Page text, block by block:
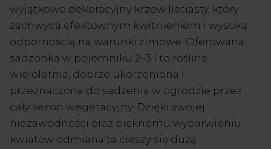
wyjątkowo dekoracyjny krzew liściasty, który
zachwyca efektownym kwitnieniem i wysoką
odpornością na warunki zimowe. Oferowana
sadzonka w pojemniku 2–3 l to roślina
wieloletnia, dobrze ukorzeniona i
przeznaczona do sadzenia w ogrodzie przez
cały sezon wegetacyjny. Dzięki swojej
niezawodności oraz pięknemu wybarwieniu
kwiatów odmiana ta cieszy się dużą